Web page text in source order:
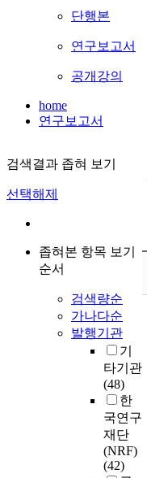
단행본
연구보고서
공개강의
home
연구보고서
검색결과 좁혀 보기
선택해제
좁혀본 항목 보기
순서
검색량순
가나다순
발행기관
기
타기관
(48)
한
국연구
재단
(NRF)
(42)